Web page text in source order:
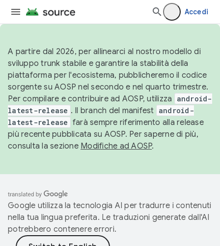
Accedi
A partire dal 2026, per allinearci al nostro modello di
sviluppo trunk stabile e garantire la stabilità della
piattaforma per l'ecosistema, pubblicheremo il codice
sorgente su AOSP nel secondo e nel quarto trimestre.
Per compilare e contribuire ad AOSP, utilizza
android-
latest-release . Il branch del manifest android-
latest-release farà sempre riferimento alla release
più recente pubblicata su AOSP. Per saperne di più,
consulta la sezione Modifiche ad AOSP.
Google utilizza la tecnologia AI per tradurre i contenuti
nella tua lingua preferita. Le traduzioni generate dall'AI
potrebbero contenere errori.